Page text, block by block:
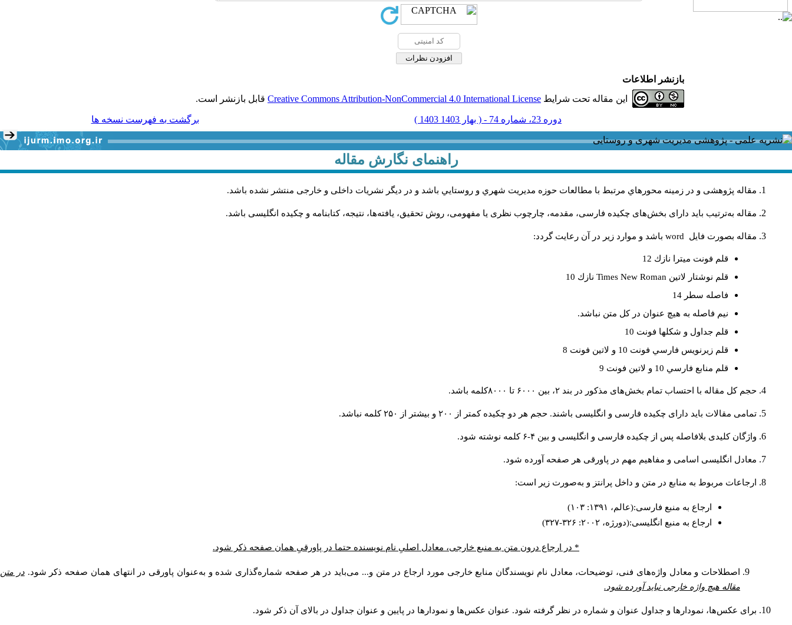
بازنشر اطلاعات
این مقاله تحت شرایط Creative Commons Attribution-NonCommercial 4.0 International License قابل بازنشر است.
دوره 23، شماره 74 - ( بهار 1403 1403 ) برگشت به فهرست نسخه ها
راهنمای نگارش مقاله
مقاله پژوهشی و در زمینه محورهاي مرتبط با مطالعات حوزه مديريت شهري و روستايي باشد و در دیگر نشریات داخلی و خارجی منتشر نشده باشد.
مقاله به‌ترتیب باید دارای بخش‌های چکیده فارسی، مقدمه، چارچوب نظری یا مفهومی، روش تحقیق، یافته‌ها، نتیجه، کتابنامه و چکیده انگلیسی باشد.
مقاله بصورت فايل word باشد و موارد زير در آن رعايت گردد:
قلم فونت ميترا نازك 12
قلم نوشتار لاتين Times New Roman نازك 10
فاصله سطر 14
نيم فاصله به هيچ عنوان در كل متن نباشد.
قلم جداول و شكلها فونت 10
قلم زيرنويس فارسي فونت 10 و لاتين فونت 8
قلم منابع فارسي 10 و لاتين فونت 9
حجم کل مقاله با احتساب تمام بخش‌های مذکور در بند ۲، بین ۶۰۰۰ تا ۸۰۰۰کلمه باشد.
تمامی مقالات باید دارای چکیده فارسی و انگلیسی باشند. حجم هر دو چکیده کمتر از ۲۰۰ و بیشتر از ۲۵۰ کلمه نباشد.
واژگان کلیدی بلافاصله پس از چکیده فارسی و انگلیسی و بین ۴-۶ کلمه نوشته شود.
معادل انگلیسی اسامی و مفاهیم مهم در پاورقی هر صفحه آورده شود.
ارجاعات مربوط به منابع در متن و داخل پرانتز و به‌صورت زیر است:
ارجاع به منبع فارسی:(عالم، ۱۳۹۱: ۱۰۳)
ارجاع به منبع انگلیسی:(دورژه، ۲۰۰۲: ۳۲۶-۳۲۷)
* در ارجاع درون متن به منبع خارجی، معادل اصلیِ نام نویسنده حتما در پاورقیِ همان صفحه ذکر شود.
اصطلاحات و معادل واژه‌های فنی، توضیحات، معادل نام نویسندگان منابع خارجی مورد ارجاع در متن و... می‌باید در هر صفحه شماره‌گذاری شده و به‌عنوان پاورقی در انتهای همان صفحه ذکر شود. در متن
مقاله هیچ واژه خارجی نباید آورده شود.
برای عکس‌ها، نمودارها و جداول عنوان و شماره در نظر گرفته شود. عنوان عکس‌ها و نمودارها در پایین و عنوان جداول در بالای آن ذکر شود.